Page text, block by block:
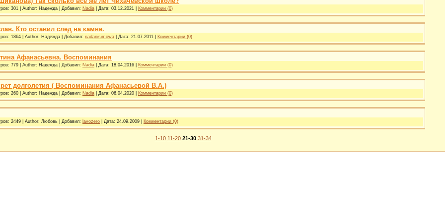
301 Author: Надежда Добавил: Nadia Дата: 03.12.2021 Комментарии (0)
Кто оставил след на камне.
1864 Author: Надежда Добавил: nadanisimowa Дата: 21.07.2011 Комментарии (0)
Афанасьевна. Воспоминания
779 Author: Надежда Добавил: Nadia Дата: 18.04.2016 Комментарии (0)
долголетия ( Воспоминания Афанасьевой В.А.)
260 Author: Надежда Добавил: Nadia Дата: 06.04.2020 Комментарии (0)
2449 Author: Любовь Добавил: lavozero Дата: 24.09.2009 Комментарии (0)
1-10 11-20 21-30 31-34